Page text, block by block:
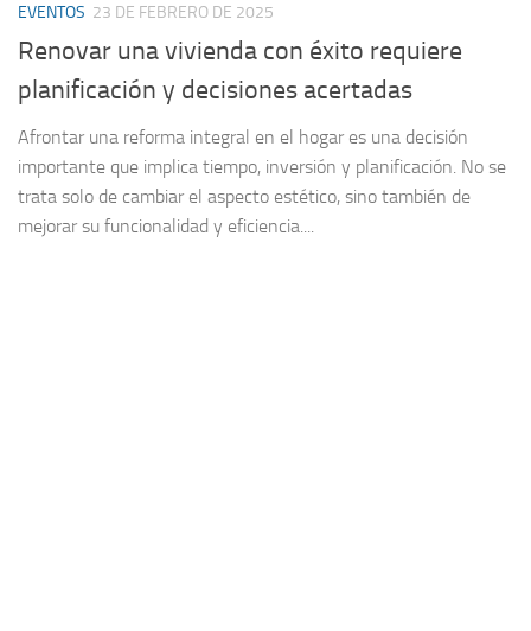
EVENTOS 23 DE FEBRERO DE 2025
Renovar una vivienda con éxito requiere
planificación y decisiones acertadas
Afrontar una reforma integral en el hogar es una decisión
importante que implica tiempo, inversión y planificación. No se
trata solo de cambiar el aspecto estético, sino también de
mejorar su funcionalidad y eficiencia....